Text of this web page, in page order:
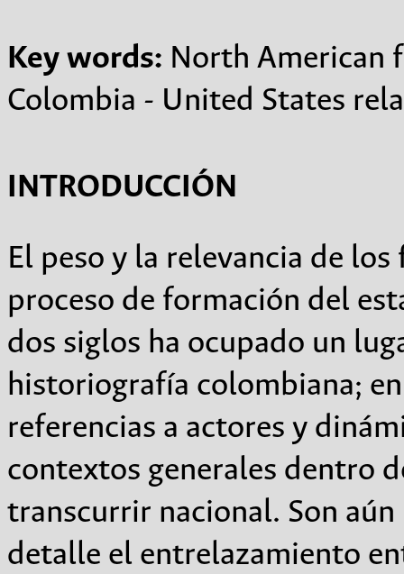
Key words: North American
Colombia - United States
INTRODUCCIÓN
El peso y la relevancia de
proceso de formación del
dos siglos ha ocupado un
historiografía colombiana;
referencias a actores y
contextos generales dentro
transcurrir nacional. Son
detalle el entrelazamiento